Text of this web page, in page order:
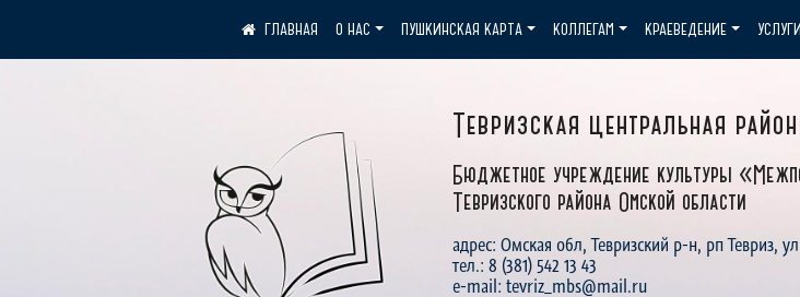
Тевризская центральная
Бюджетное учреждение культуры
Тевризского района Омской области
адрес: Омская обл, Тевризский р-н, рп Тевриз,
тел.: 8 (381) 542 13 43
e-mail: tevriz_mbs@mail.ru
О НАС ПУШКИНСКАЯ КАРТА КОЛЛЕГАМ КРАЕВЕДЕНИЕ УСЛУГИ